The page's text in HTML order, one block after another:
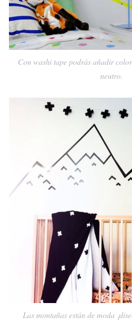
Con washi tape podrás añadir
neutro.
Las montañas están de moda